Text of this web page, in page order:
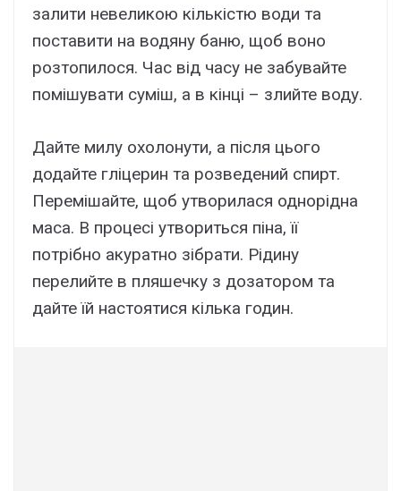
залити невеликою кількістю води та
поставити на водяну баню, щоб воно
розтопилося. Час від часу не забувайте
помішувати суміш, а в кінці – злийте воду.
Дайте милу охолонути, а після цього
додайте гліцерин та розведений спирт.
Перемішайте, щоб утворилася однорідна
маса. В процесі утвориться піна, її
потрібно акуратно зібрати. Рідину
перелийте в пляшечку з дозатором та
дайте їй настоятися кілька годин.